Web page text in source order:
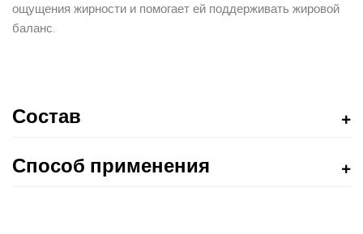
ощущения жирности и помогает ей поддерживать жировой
баланс.
Состав
Способ применения